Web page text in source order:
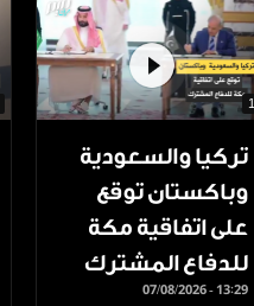
1
تركيا والسعودية
وباكستان توقع
على اتفاقية مكة
للدفاع المشترك
07/08/2026 - 13:29